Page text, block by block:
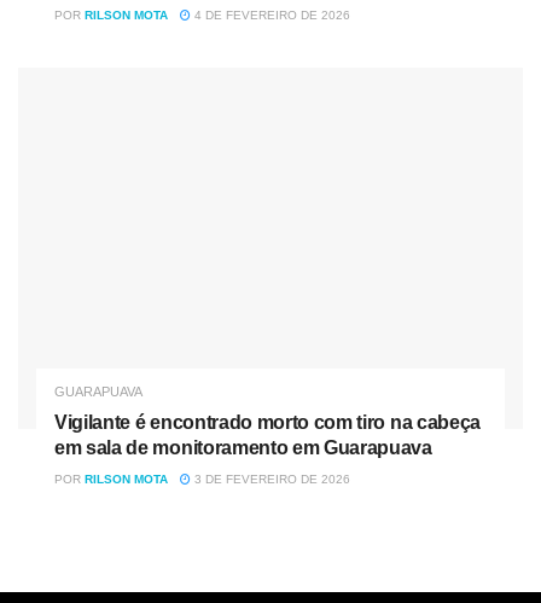
POR RILSON MOTA 4 DE FEVEREIRO DE 2026
GUARAPUAVA
Vigilante é encontrado morto com tiro na cabeça
em sala de monitoramento em Guarapuava
POR RILSON MOTA 3 DE FEVEREIRO DE 2026